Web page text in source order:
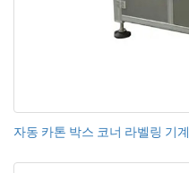
자동 카톤 박스 코너 라벨링 기계